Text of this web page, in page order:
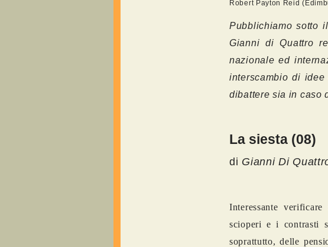
Robert Payton Reid
Pubblichiamo sotto
Gianni di Quattro
nazionale ed
interscambio di
dibattere sia in caso
La siesta (08)
di Gianni Di
Interessante
scioperi e i contrasti
soprattutto, delle